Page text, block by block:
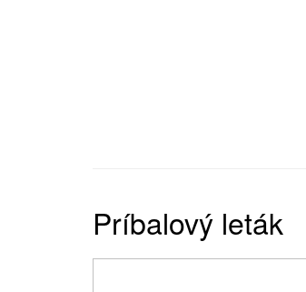
Príbalový leták